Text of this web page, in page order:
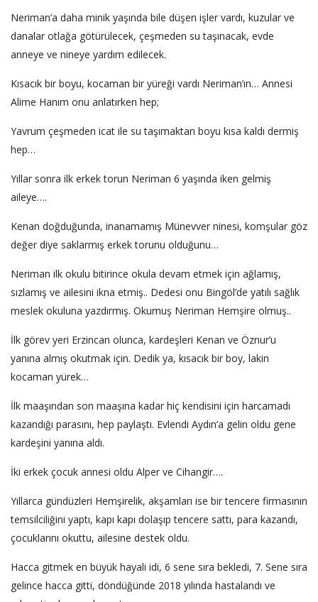
Neriman’a daha minik yaşında bile düşen işler vardı, kuzular ve
danalar otlağa götürülecek, çeşmeden su taşınacak, evde
anneye ve nineye yardım edilecek.
Kısacık bir boyu, kocaman bir yüreği vardı Neriman’ın… Annesi
Alime Hanım onu anlatırken hep;
Yavrum çeşmeden icat ile su taşımaktan boyu kısa kaldı dermiş
hep…
Yıllar sonra ilk erkek torun Neriman 6 yaşında iken gelmiş
aileye….
Kenan doğduğunda, inanamamış Münevver ninesi, komşular göz
değer diye saklarmış erkek torunu olduğunu…
Neriman ilk okulu bitirince okula devam etmek için ağlamış,
sızlamış ve ailesini ikna etmiş.. Dedesi onu Bingöl’de yatılı sağlık
meslek okuluna yazdırmış. Okumuş Neriman Hemşire olmuş..
İlk görev yeri Erzincan olunca, kardeşleri Kenan ve Öznur’u
yanına almış okutmak için. Dedik ya, kısacık bir boy, lakin
kocaman yürek…
İlk maaşından son maaşına kadar hiç kendisini için harcamadı
kazandığı parasını, hep paylaştı. Evlendi Aydın’a gelin oldu gene
kardeşini yanına aldı.
İki erkek çocuk annesi oldu Alper ve Cihangir….
Yıllarca gündüzleri Hemşirelik, akşamları ise bir tencere firmasının
temsilciliğini yaptı, kapı kapı dolaşıp tencere sattı, para kazandı,
çocuklarını okuttu, ailesine destek oldu.
Hacca gitmek en büyük hayali idi, 6 sene sıra bekledi, 7. Sene sıra
gelince hacca gitti, döndüğünde 2018 yılında hastalandı ve